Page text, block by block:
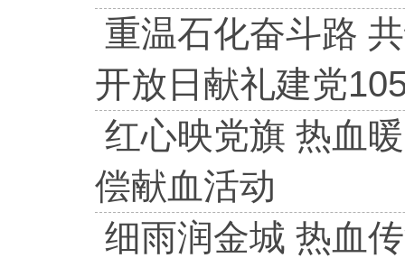
重温石化奋斗路
开放日献礼建党
红心映党旗 热血
偿献血活动
细雨润金城 热血